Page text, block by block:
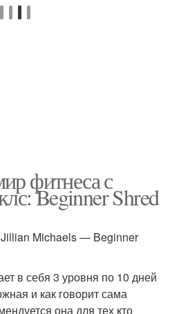
фитнеса с
Beginner Shred
Jillian Michaels — Beginner
в себя 3 уровня по 10 дней
и как говорит сама
она для тех кто